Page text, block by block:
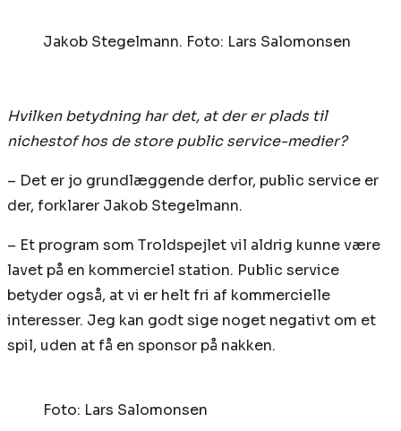
Jakob Stegelmann. Foto: Lars Salomonsen
Hvilken betydning har det, at der er plads til
nichestof hos de store public service-medier?
– Det er jo grundlæggende derfor, public service er
der, forklarer Jakob Stegelmann.
– Et program som Troldspejlet vil aldrig kunne være
lavet på en kommerciel station. Public service
betyder også, at vi er helt fri af kommercielle
interesser. Jeg kan godt sige noget negativt om et
spil, uden at få en sponsor på nakken.
Foto: Lars Salomonsen